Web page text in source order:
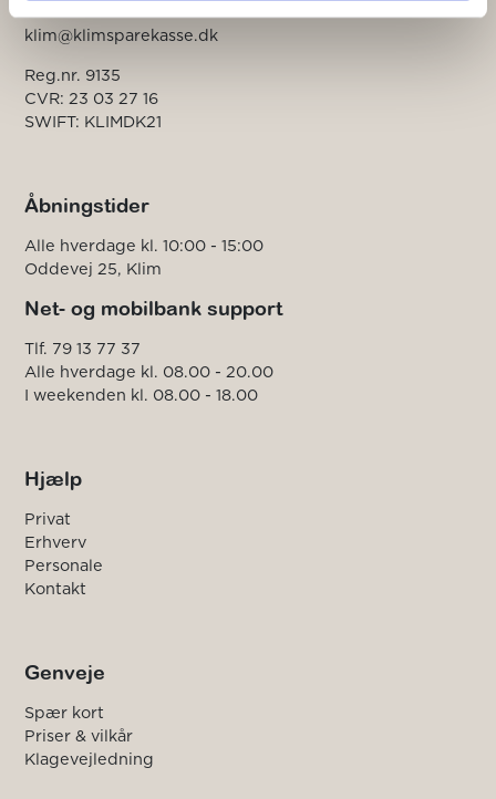
+45 98 22 52 55
klim@klimsparekasse.dk
Reg.nr. 9135
CVR: 23 03 27 16
SWIFT: KLIMDK21
Åbningstider
Alle hverdage kl. 10:00 - 15:00
Oddevej 25, Klim
Net- og mobilbank support
Tlf. 79 13 77 37
Alle hverdage kl. 08.00 - 20.00
I weekenden kl. 08.00 - 18.00
Hjælp
Privat
Erhverv
Personale
Kontakt
Genveje
Spær kort
Priser & vilkår
Klagevejledning